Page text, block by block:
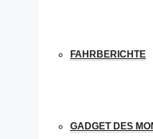
FAHRBERICHTE
GADGET DES